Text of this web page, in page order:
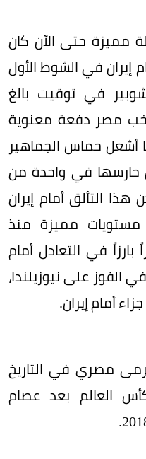
حتى الآن كان
إيران في الشوط الأول
في توقيت بالغ
مصر دفعة معنوية
أشعل حماس الجماهير
حارسها في واحدة من
هذا التألق أمام إيران
مستويات مميزة منذ
بارزاً في التعادل أمام
الفوز على نيوزيلندا،
أمام إيران.
مصري في التاريخ
العالم بعد عصام